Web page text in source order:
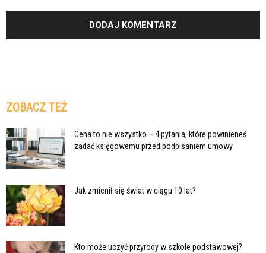
ZOBACZ TEŻ
Cena to nie wszystko – 4 pytania, które powinieneś
zadać księgowemu przed podpisaniem umowy
Jak zmienił się świat w ciągu 10 lat?
Kto może uczyć przyrody w szkole podstawowej?